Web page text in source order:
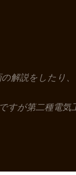
解説をした
が第二種電